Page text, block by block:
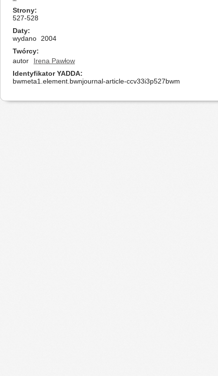
Strony
527-528
Daty
wydano
2004
Twórcy
autor
Irena Pawłow
Identyfikator YADDA
bwmeta1.element.bwnjournal-article-ccv33i3p527bwm